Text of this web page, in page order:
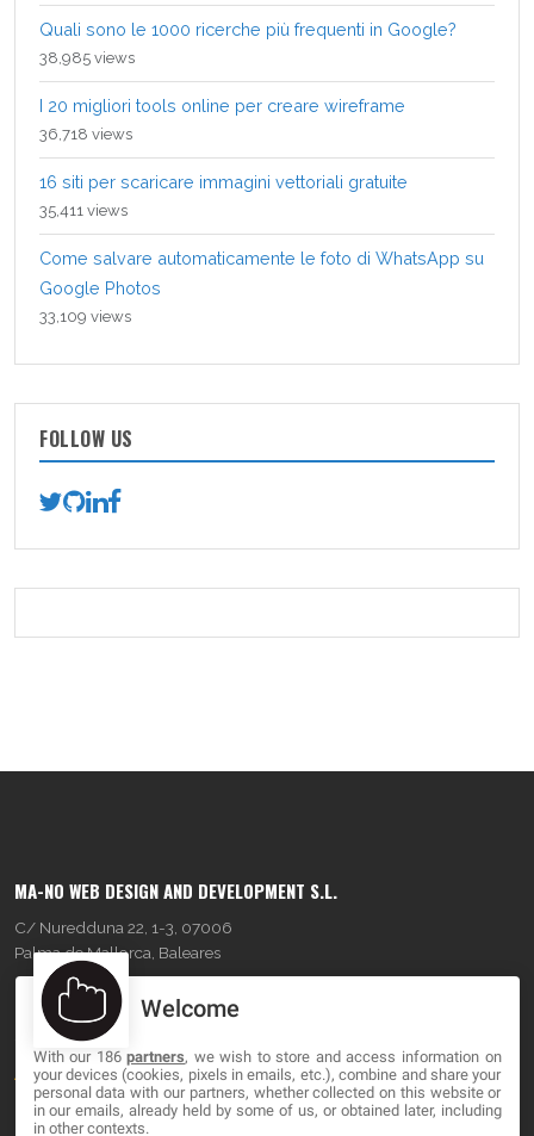
Quali sono le 1000 ricerche più frequenti in Google?
38,985 views
I 20 migliori tools online per creare wireframe
36,718 views
16 siti per scaricare immagini vettoriali gratuite
35,411 views
Come salvare automaticamente le foto di WhatsApp su
Google Photos
33,109 views
FOLLOW US
MA-NO WEB DESIGN AND DEVELOPMENT S.L.
C/ Nuredduna 22, 1-3, 07006
Palma de Mallorca, Baleares
OUR COMPANY
About
Blog
Welcome
With our 186partners, we wish to store and access information on
your devices (cookies, pixels in emails, etc.), combine and share your
personal data with our partners, whether collected on this website or
in our emails, already held by some of us, or obtained later, including
in other contexts.